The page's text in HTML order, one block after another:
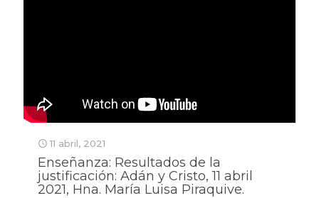
11 abril, 2021
Enseñanza: Resultados de la
justificación: Adán y Cristo, 11 abril
2021, Hna. María Luisa Piraquive.